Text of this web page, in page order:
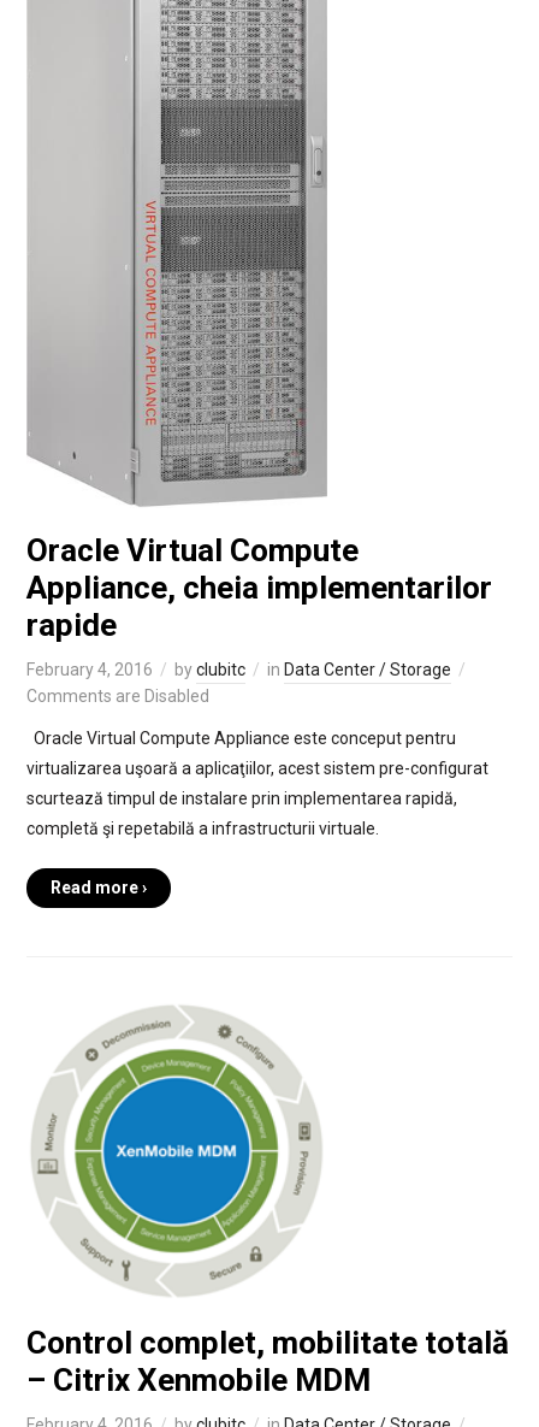
Oracle Virtual Compute
Appliance, cheia implementarilor
rapide
February 4, 2016 byclubitc in Data Center / Storage
Comments are Disabled
Oracle Virtual Compute Appliance este conceput pentru
virtualizarea uşoară a aplicaţiilor, acest sistem pre-configurat
scurtează timpul de instalare prin implementarea rapidă,
completă şi repetabilă a infrastructurii virtuale.
Read more ›
Control complet, mobilitate totală
– Citrix Xenmobile MDM